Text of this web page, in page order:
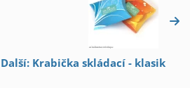
Další: Krabička skládací - klasik